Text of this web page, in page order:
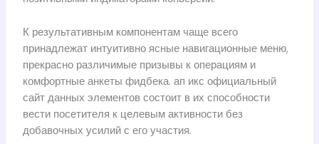
К результативным компонентам чаще всего
принадлежат интуитивно ясные навигационные меню,
прекрасно различимые призывы к операциям и
комфортные анкеты фидбека. ап икс официальный
сайт данных элементов состоит в их способности
вести посетителя к целевым активности без
добавочных усилий с его участия.